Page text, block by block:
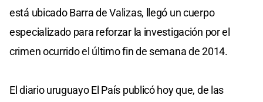
está ubicado Barra de Valizas, llegó un cuerpo
especializado para reforzar la investigación por el
crimen ocurrido el último fin de semana de 2014.
El diario uruguayo El País publicó hoy que, de las